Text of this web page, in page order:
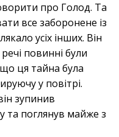
про Голод. Та
все заборонене із
усіх інших. Він
повинні були
ця тайна була
у повітрі.
зупинив
та поглянув майже з